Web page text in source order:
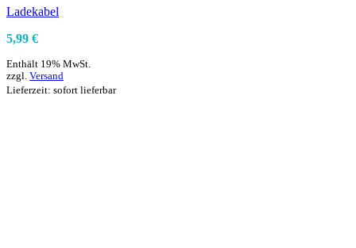
Ladekabel
5,99 €
Enthält 19% MwSt.
zzgl. Versand
Lieferzeit: sofort lieferbar